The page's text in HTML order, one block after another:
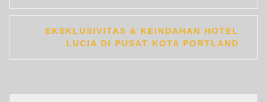
EKSKLUSIVITAS & KEINDAHAN HOTEL
LUCIA DI PUSAT KOTA PORTLAND